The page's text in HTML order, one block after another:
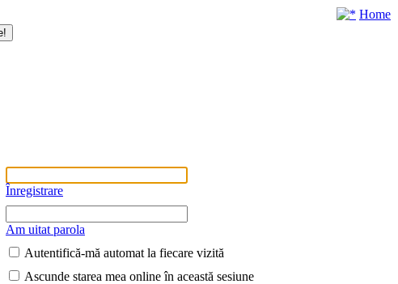
Home
Înregistrare
Am uitat parola
Autentifică-mă automat la fiecare vizită
Ascunde starea mea online în această sesiune